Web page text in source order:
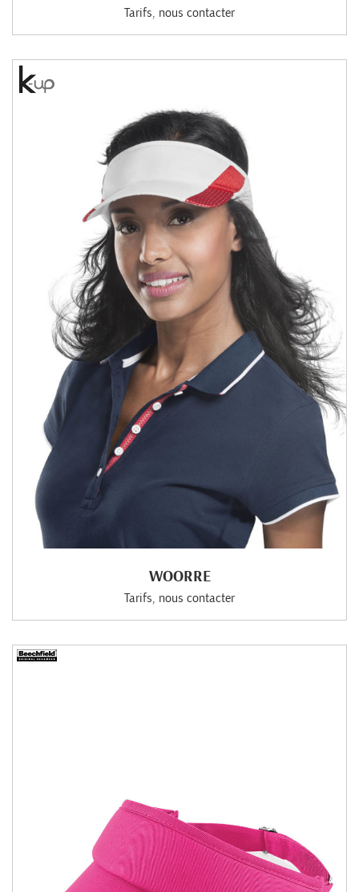
Tarifs, nous contacter
WOORRE
Tarifs, nous contacter